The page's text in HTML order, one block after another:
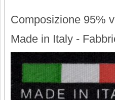
Composizione 95%
Made in Italy -